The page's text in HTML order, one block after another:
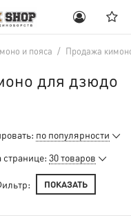
и пояса / Продажа
для дзюдо
по популярности
странице: 30 товаров
ПОКАЗАТЬ